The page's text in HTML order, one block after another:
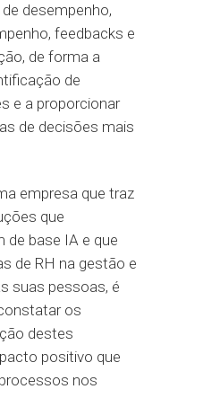
desempenho,
feedbacks e
de forma a
de
e a proporcionar
de decisões mais
empresa que traz
que
de base IA e que
de RH na gestão e
suas pessoas, é
os
destes
positivo que
nos